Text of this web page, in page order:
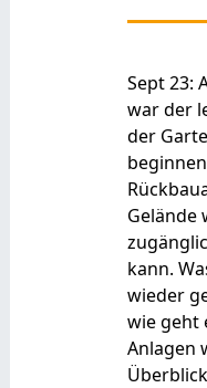
Sept 23:
war der
der
Gelände
kann.
wieder
wie geht
Anlagen